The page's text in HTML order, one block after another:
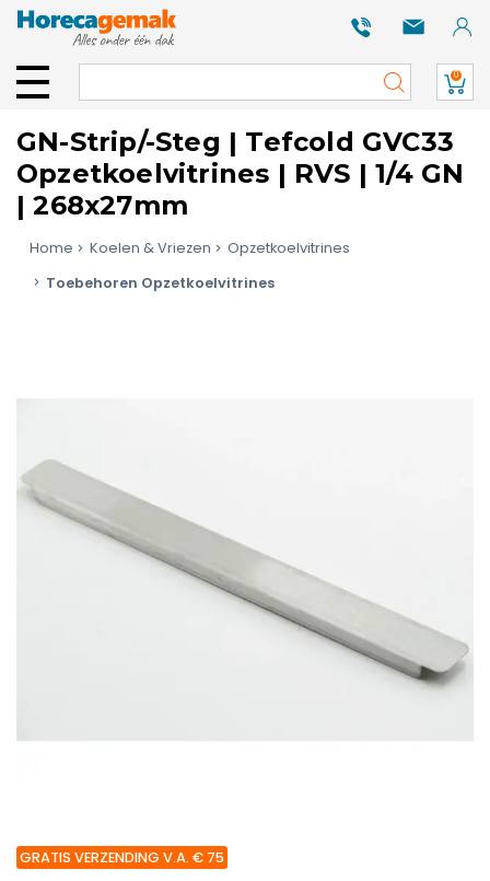
0
GN-Strip/-Steg | Tefcold GVC33
Opzetkoelvitrines | RVS | 1/4 GN
| 268x27mm
Home Koelen & Vriezen
Opzetkoelvitrines
Toebehoren Opzetkoelvitrines
GRATIS VERZENDING V.A. € 75